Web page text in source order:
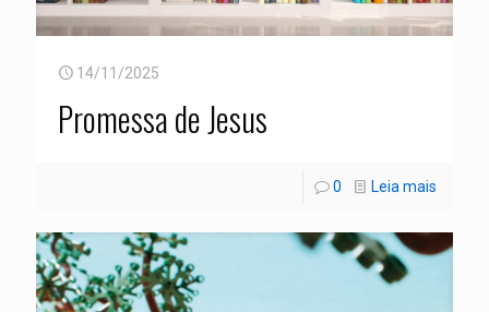
14/11/2025
Promessa de Jesus
0 Leia mais